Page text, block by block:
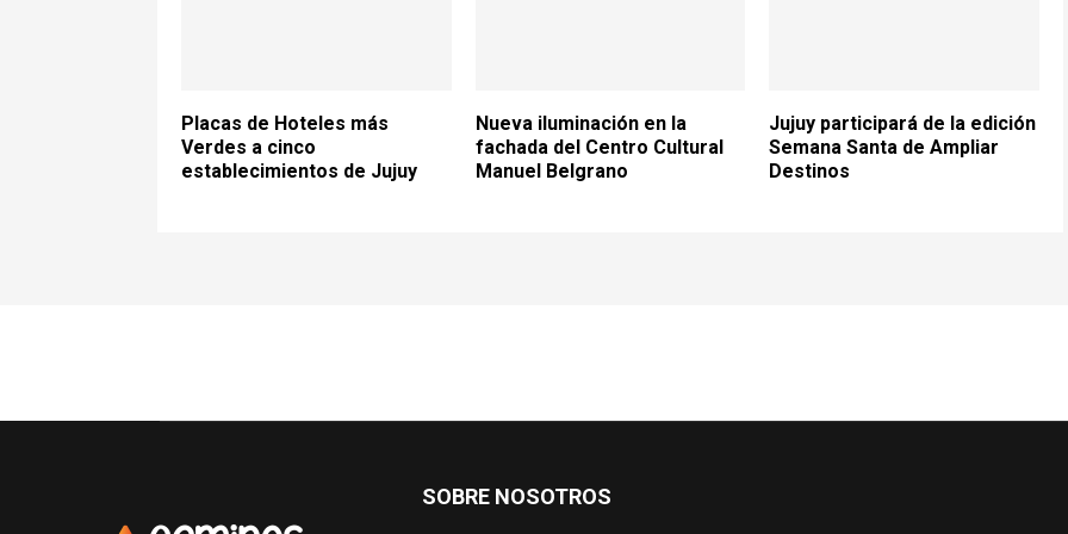
Placas de Hoteles más
Verdes a cinco
establecimientos de Jujuy
Nueva iluminación en la
fachada del Centro Cultural
Manuel Belgrano
Jujuy participará de la edición
Semana Santa de Ampliar
Destinos
SOBRE NOSOTROS